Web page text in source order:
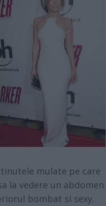
mulate pe care
la vedere un abdomen
bombat si sexy.